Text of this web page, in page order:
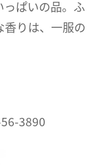
っぱいの品。ふ
香りは、一服の
3890